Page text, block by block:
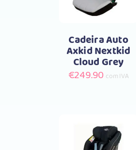
Cadeira Auto
Axkid Nextkid
Cloud Grey
€249.90 com IVA